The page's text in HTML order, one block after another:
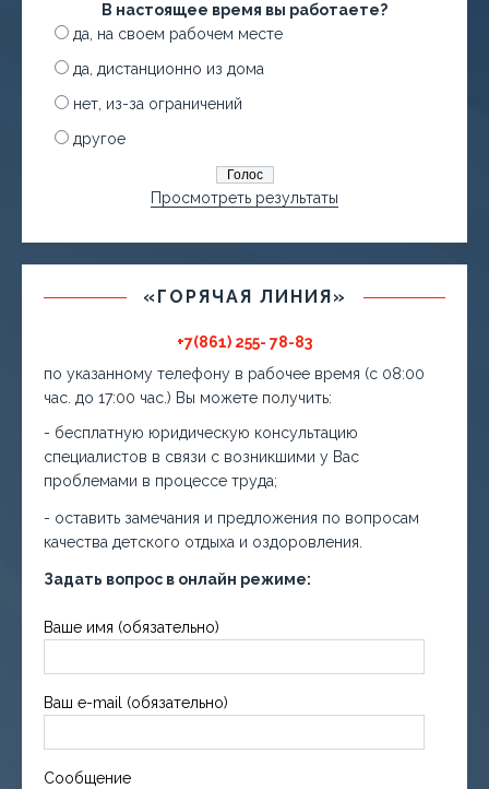
В настоящее время вы работаете?
да, на своем рабочем месте
да, дистанционно из дома
нет, из-за ограничений
другое
Просмотреть результаты
«ГОРЯЧАЯ ЛИНИЯ»
+7(861) 255- 78-83
по указанному телефону в рабочее время (с 08:00
час. до 17:00 час.) Вы можете получить:
- бесплатную юридическую консультацию
специалистов в связи с возникшими у Вас
проблемами в процессе труда;
- оставить замечания и предложения по вопросам
качества детского отдыха и оздоровления.
Задать вопрос в онлайн режиме:
Ваше имя (обязательно)
Ваш e-mail (обязательно)
Сообщение